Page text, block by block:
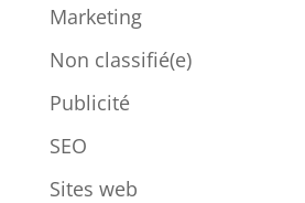
Marketing
Non classifié(e)
Publicité
SEO
Sites web